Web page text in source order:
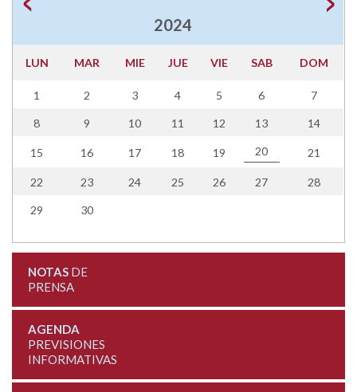
2024
LUN MAR MIE JUE VIE SAB DOM
1 2 3 4 5 6 7
8 9 10 11 12 13 14
15 16 17 18 19 20 21
22 23 24 25 26 27 28
29 30
NOTASDE
PRENSA
AGENDA
PREVISIONES
INFORMATIVAS